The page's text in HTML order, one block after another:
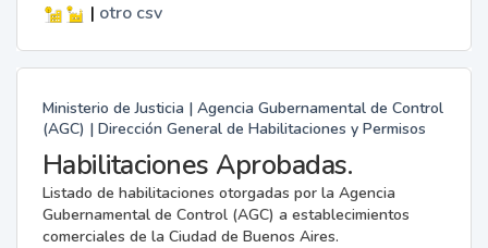
| otro csv
Ministerio de Justicia | Agencia Gubernamental de Control
(AGC) | Dirección General de Habilitaciones y Permisos
Habilitaciones Aprobadas.
Listado de habilitaciones otorgadas por la Agencia
Gubernamental de Control (AGC) a establecimientos
comerciales de la Ciudad de Buenos Aires.